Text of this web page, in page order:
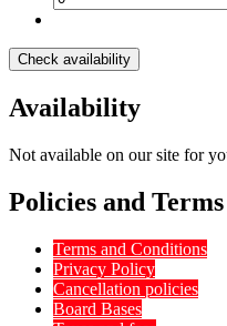
Check availability
Availability
Not available on our site for
Policies and Terms
Terms and Conditions
Privacy Policy
Cancellation policies
Board Bases